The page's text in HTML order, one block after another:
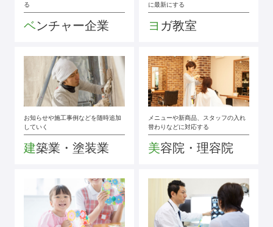
る
ベンチャー企業
に最新にする
ヨガ教室
お知らせや施工事例などを随時追加
していく
建築業・塗装業
メニューや新商品、スタッフの入れ
替わりなどに対応する
美容院・理容院